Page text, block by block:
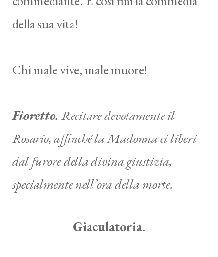
della sua vita!
Chi male vive, male muore!
Fioretto. Recitare devotamente il
Rosario, affinché la Madonna ci liberi
dal furore della divina giustizia,
specialmente nell’ora della morte.
Giaculatoria.